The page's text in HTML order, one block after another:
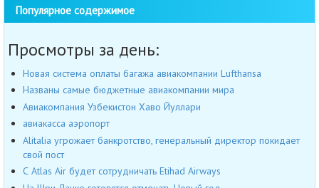
Популярное содержимое
Просмотры за день:
Новая система оплаты багажа авиакомпании Lufthansa
Названы самые бюджетные авиакомпании мира
Авиакомпания Узбекистон Хаво Йуллари
авиакасса аэропорт
Alitalia угрожает банкротство, генеральный директор покидает
свой пост
С Atlas Air будет сотрудничать Etihad Airways